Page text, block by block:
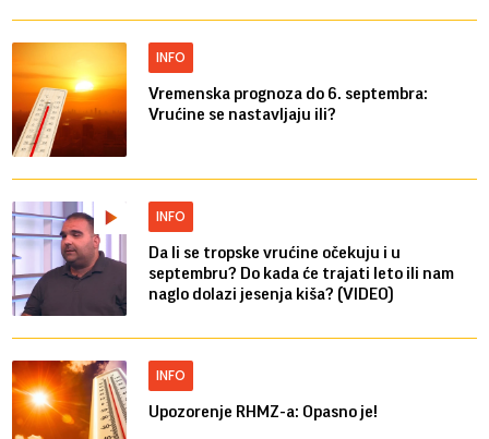
INFO
Vremenska prognoza do 6. septembra:
Vrućine se nastavljaju ili?
INFO
Da li se tropske vrućine očekuju i u
septembru? Do kada će trajati leto ili nam
naglo dolazi jesenja kiša? (VIDEO)
INFO
Upozorenje RHMZ-a: Opasno je!